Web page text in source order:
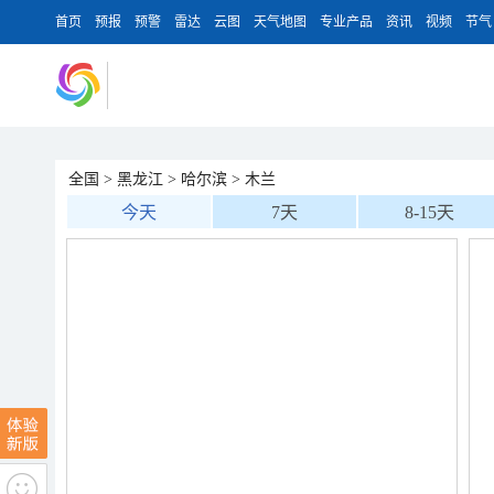
首页 预报 预警 雷达 云图 天气地图 专业产品 资讯 视频 节气
全国 > 黑龙江 > 哈尔滨 > 木兰
今天 7天 8-15天